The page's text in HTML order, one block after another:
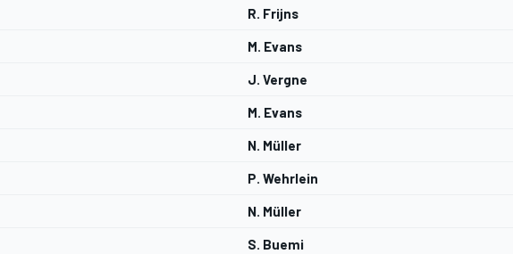
R. Frijns
M. Evans
J. Vergne
M. Evans
N. Müller
P. Wehrlein
N. Müller
S. Buemi